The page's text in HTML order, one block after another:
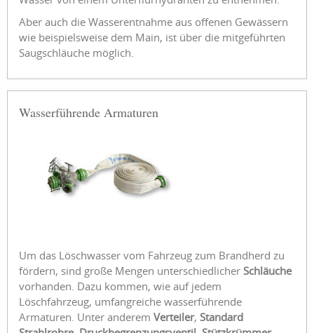
Aber auch die Wasserentnahme aus offenen Gewässern
wie beispielsweise dem Main, ist über die mitgeführten
Saugschläuche möglich.
Wasserführende Armaturen
Um das Löschwasser vom Fahrzeug zum Brandherd zu
fördern, sind große Mengen unterschiedlicher Schläuche
vorhanden. Dazu kommen, wie auf jedem
Löschfahrzeug, umfangreiche wasserführende
Armaturen. Unter anderem Verteiler, Standard